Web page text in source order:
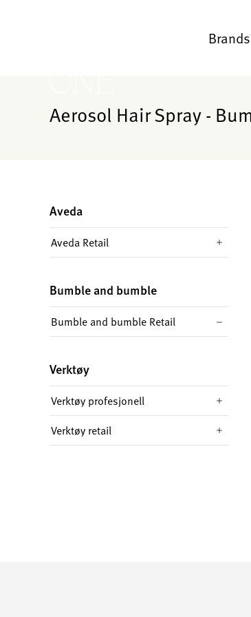
Brands
Aerosol Hair Spray -
Aveda
Aveda Retail
Bumble and bumble
Bumble and bumble Retail
Verktøy
Verktøy profesjonell
Verktøy retail